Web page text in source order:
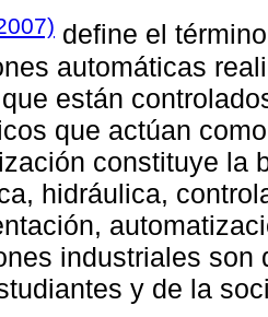
define el
automáticas
están
que actúan
constituye la
hidráulica,
industriales son
y de la